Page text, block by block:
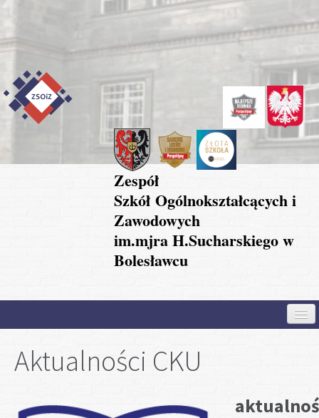
Zespół
Szkół Ogólnokształcących i
Zawodowych
im.mjra H.Sucharskiego w
Bolesławcu
Aktualności CKU